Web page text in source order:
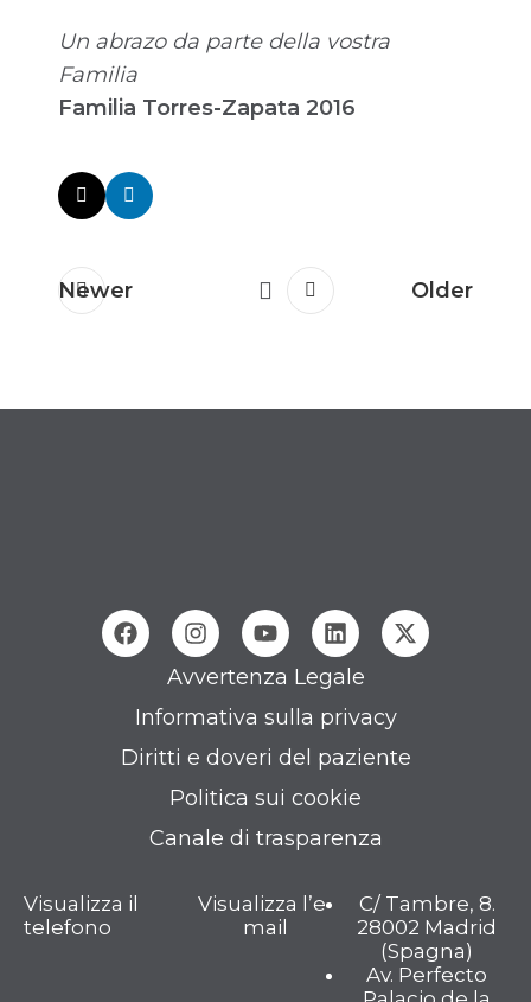
Un abrazo da parte della vostra
Familia
Familia Torres-Zapata 2016
Newer Older
Avvertenza Legale
Informativa sulla privacy
Diritti e doveri del paziente
Politica sui cookie
Canale di trasparenza
Visualizza il
telefono
Visualizza l’e-
mail
C/ Tambre, 8.
28002 Madrid
(Spagna)
Av. Perfecto